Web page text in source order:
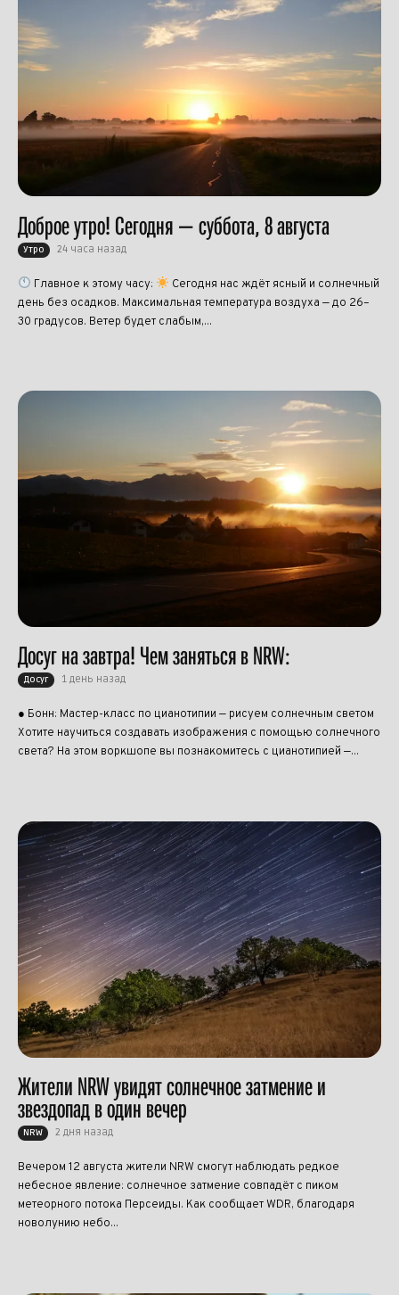
Доброе утро! Сегодня — суббота, 8 августа
Утро 24 часа назад
Главное к этому часу:
Сегодня нас ждёт ясный и солнечный
день без осадков. Максимальная температура воздуха — до 26–
30 градусов. Ветер будет слабым,...
Досуг на завтра! Чем заняться в NRW:
Досуг 1 день назад
● Бонн: Мастер-класс по цианотипии — рисуем солнечным светом
Хотите научиться создавать изображения с помощью солнечного
света? На этом воркшопе вы познакомитесь с цианотипией —...
Жители NRW увидят солнечное затмение и
звездопад в один вечер
NRW 2 дня назад
Вечером 12 августа жители NRW смогут наблюдать редкое
небесное явление: солнечное затмение совпадёт с пиком
метеорного потока Персеиды. Как сообщает WDR, благодаря
новолунию небо...